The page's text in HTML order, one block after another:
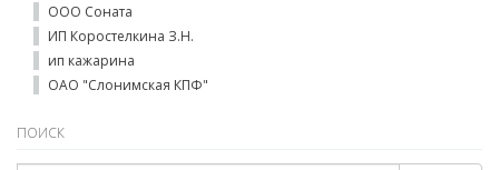
ООО Соната
ИП Коростелкина З.Н.
ип кажарина
ОАО "Слонимская КПФ"
ПОИСК